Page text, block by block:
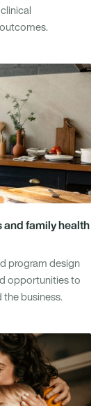
and family health
program design
opportunities to
business.